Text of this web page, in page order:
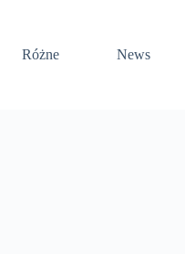
Różne News